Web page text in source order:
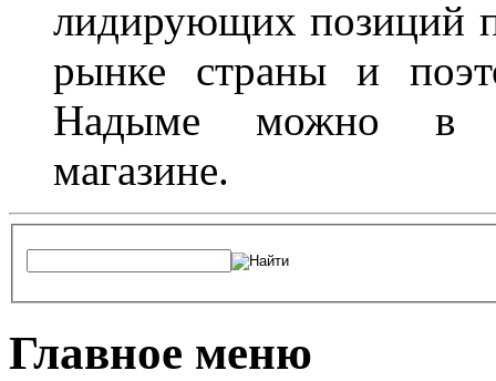
лидирующих позиций
рынке страны и
Надыме можно в
магазине.
Главное меню